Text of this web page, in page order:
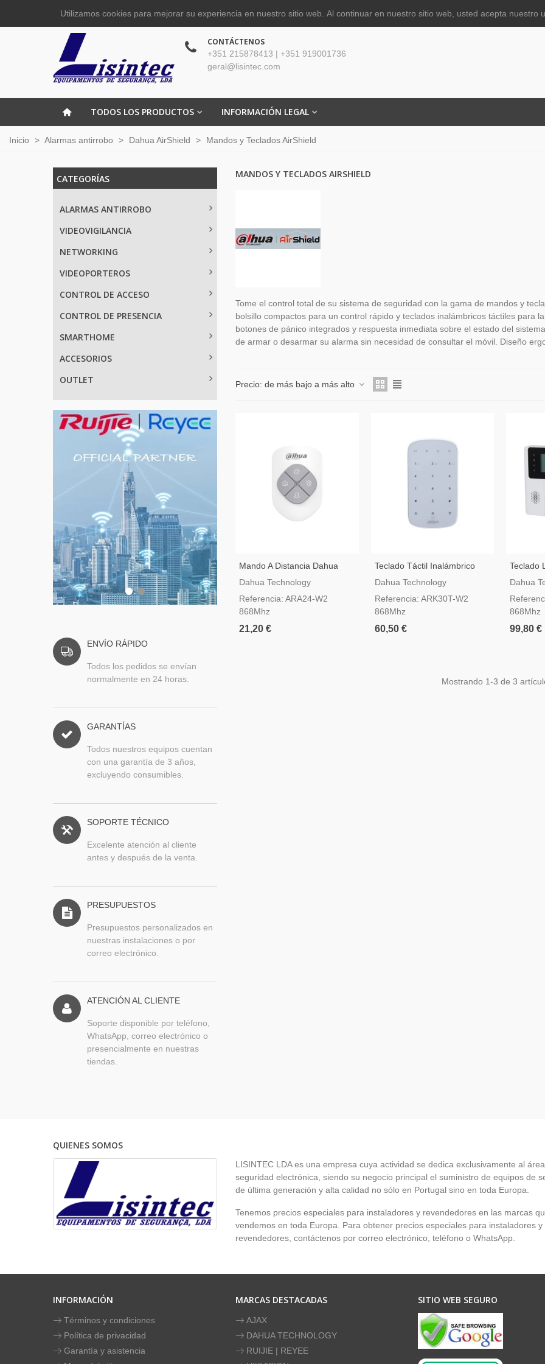
CONTÁCTENOS
+351 215878413 | +351 919001736
geral@lisintec.com
TODOS LOS PRODUCTOS INFORMACIÓN LEGAL
Inicio > Alarmas antirrobo > Dahua AirShield > Mandos y Teclados AirShield
CATEGORÍAS
ALARMAS ANTIRROBO
VIDEOVIGILANCIA
NETWORKING
VIDEOPORTEROS
CONTROL DE ACCESO
CONTROL DE PRESENCIA
SMARTHOME
ACCESORIOS
OUTLET
ENVÍO RÁPIDO
Todos los pedidos se envían
normalmente en 24 horas.
GARANTÍAS
Todos nuestros equipos cuentan
con una garantía de 3 años,
excluyendo consumibles.
SOPORTE TÉCNICO
Excelente atención al cliente
antes y después de la venta.
PRESUPUESTOS
Presupuestos personalizados en
nuestras instalaciones o por
correo electrónico.
ATENCIÓN AL CLIENTE
Soporte disponible por teléfono,
WhatsApp, correo electrónico o
presencialmente en nuestras
tiendas.
MANDOS Y TECLADOS AIRSHIELD
Tome el control total de su sistema de seguridad con la gama de mandos y
bolsillo compactos para un control rápido y teclados inalámbricos táctiles para
botones de pánico integrados y respuesta inmediata sobre el estado del
de armar o desarmar su alarma sin necesidad de consultar el móvil. Diseño
Precio: de más bajo a más alto
Mando A Distancia Dahua
AirShield ARA24-W2
Dahua Technology
Referencia: ARA24-W2
868Mhz
21,20 €
Teclado Táctil Inalámbrico
Dahua AirShield ARK30T-W2
Dahua Technology
Referencia: ARK30T-W2
868Mhz
60,50 €
Teclado
Dahua
Dahua
868Mhz
99,80 €
Mostrando 1-3 de 3
QUIENES SOMOS
LISINTEC LDA es una empresa cuya actividad se dedica exclusivamente al
seguridad electrónica, siendo su negocio principal el suministro de equipos de
de última generación y alta calidad no sólo en Portugal sino en toda Europa.
Tenemos precios especiales para instaladores y revendedores en las marcas
vendemos en toda Europa. Para obtener precios especiales para instaladores y
revendedores, contáctenos por correo electrónico, teléfono o WhatsApp.
INFORMACIÓN
Términos y condiciones
Política de privacidad
Garantía y asistencia
MARCAS DESTACADAS
AJAX
DAHUA TECHNOLOGY
RUIJIE | REYEE
SITIO WEB SEGURO
Utilizamos cookies para mejorar su experiencia en nuestro sitio web. Al continuar en nuestro sitio web, usted acepta nuestro